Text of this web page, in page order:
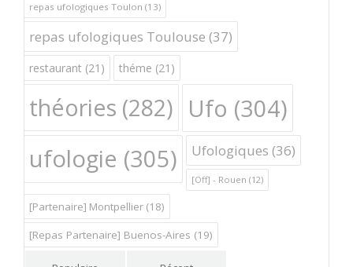
repas ufologiques Toulon (13)
repas ufologiques Toulouse (37)
restaurant (21) théme (21)
théories (282) Ufo (304)
ufologie (305) Ufologiques (36)
[Off] - Rouen (12)
[Partenaire] Montpellier (18)
[Repas Partenaire] Buenos-Aires (19)